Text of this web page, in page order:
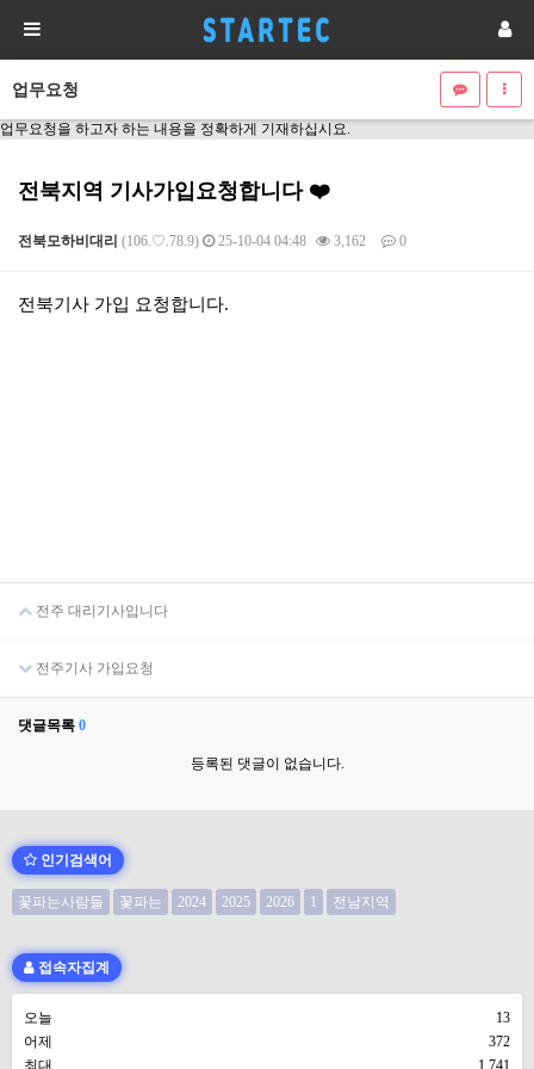
업무요청
업무요청을 하고자 하는 내용을 정확하게 기재하십시요.
전북지역 기사가입요청합니다 ❤️
전북모하비대리 (106.♡.78.9) 25-10-04 04:48 3,162 0
본문
전북기사 가입 요청합니다.
전주 대리기사입니다
전주기사 가입요청
댓글목록 0
등록된 댓글이 없습니다.
인기검색어
꽃파는사람들 꽃파는 2024 2025 2026 1 전남지역
접속자집계
오늘
13
어제
372
최대
1,741